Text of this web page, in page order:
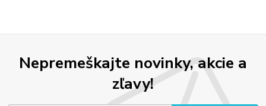
Nepremeškajte novinky, akcie a
zľavy!